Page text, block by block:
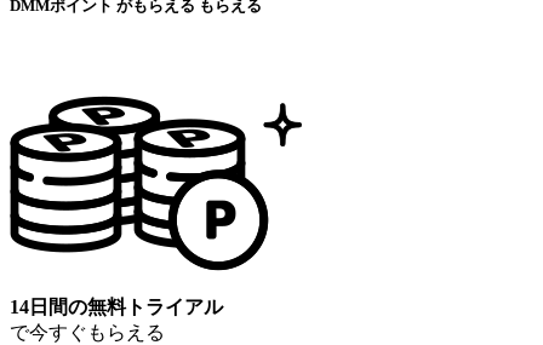
DMMポイント がもらえる もらえる
14日間の無料トライアル
で今すぐもらえる